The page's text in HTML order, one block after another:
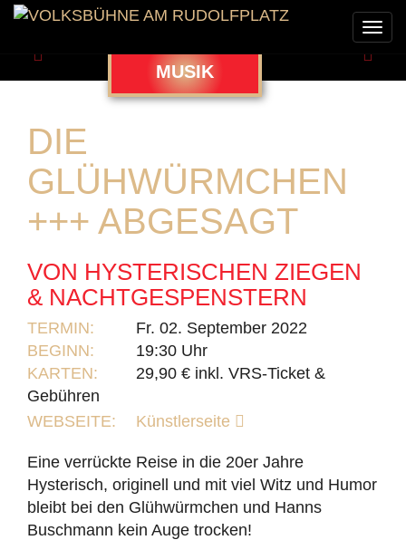
Zurück MUSIK
DIE
GLÜHWÜRMCHEN
+++ ABGESAGT
VON HYSTERISCHEN ZIEGEN
& NACHTGESPENSTERN
TERMIN:
Fr. 02. September 2022
BEGINN:
19:30 Uhr
KARTEN:
29,90 € inkl. VRS-Ticket &
Gebühren
WEBSEITE:
Künstlerseite
Eine verrückte Reise in die 20er Jahre
Hysterisch, originell und mit viel Witz und Humor
bleibt bei den Glühwürmchen und Hanns
Buschmann kein Auge trocken!